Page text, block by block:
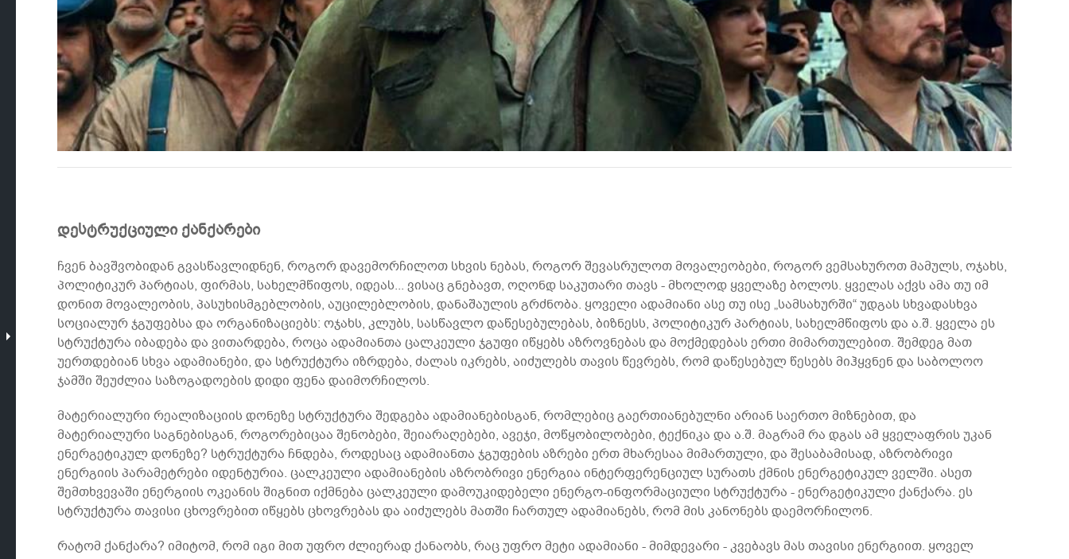
დესტრუქციული ქანქარები
ჩვენ ბავშვობიდან გვასწავლიდნენ, როგორ დავემორჩილოთ სხვის ნებას, როგორ შევასრულოთ მოვალეობები, როგორ ვემსახუროთ მამულს, ოჯახს,
პოლიტიკურ პარტიას, ფირმას, სახელმწიფოს, იდეას... ვისაც გნებავთ, ოღონდ საკუთარი თავს - მხოლოდ ყველაზე ბოლოს. ყველას აქვს ამა თუ იმ
დონით მოვალეობის, პასუხისმგებლობის, აუცილებლობის, დანაშაულის გრძნობა. ყოველი ადამიანი ასე თუ ისე „სამსახურში“ უდგას სხვადასხვა
სოციალურ ჯგუფებსა და ორგანიზაციებს: ოჯახს, კლუბს, სასწავლო დაწესებულებას, ბიზნესს, პოლიტიკურ პარტიას, სახელმწიფოს და ა.შ. ყველა ეს
სტრუქტურა იბადება და ვითარდება, როცა ადამიანთა ცალკეული ჯგუფი იწყებს აზროვნებას და მოქმედებას ერთი მიმართულებით. შემდეგ მათ
უერთდებიან სხვა ადამიანები, და სტრუქტურა იზრდება, ძალას იკრებს, აიძულებს თავის წევრებს, რომ დაწესებულ წესებს მიჰყვნენ და საბოლოო
ჯამში შეუძლია საზოგადოების დიდი ფენა დაიმორჩილოს.
მატერიალური რეალიზაციის დონეზე სტრუქტურა შედგება ადამიანებისგან, რომლებიც გაერთიანებულნი არიან საერთო მიზნებით, და
მატერიალური საგნებისგან, როგორებიცაა შენობები, შეიარაღებები, ავეჯი, მოწყობილობები, ტექნიკა და ა.შ. მაგრამ რა დგას ამ ყველაფრის უკან
ენერგეტიკულ დონეზე? სტრუქტურა ჩნდება, როდესაც ადამიანთა ჯგუფების აზრები ერთ მხარესაა მიმართული, და შესაბამისად, აზრობრივი
ენერგიის პარამეტრები იდენტურია. ცალკეული ადამიანების აზრობრივი ენერგია ინტერფერენციულ სურათს ქმნის ენერგეტიკულ ველში. ასეთ
შემთხვევაში ენერგიის ოკეანის შიგნით იქმნება ცალკეული დამოუკიდებელი ენერგო-ინფორმაციული სტრუქტურა - ენერგეტიკული ქანქარა. ეს
სტრუქტურა თავისი ცხოვრებით იწყებს ცხოვრებას და აიძულებს მათში ჩართულ ადამიანებს, რომ მის კანონებს დაემორჩილონ.
რატომ ქანქარა? იმიტომ, რომ იგი მით უფრო ძლიერად ქანაობს, რაც უფრო მეტი ადამიანი - მიმდევარი - კვებავს მას თავისი ენერგიით. ყოველ